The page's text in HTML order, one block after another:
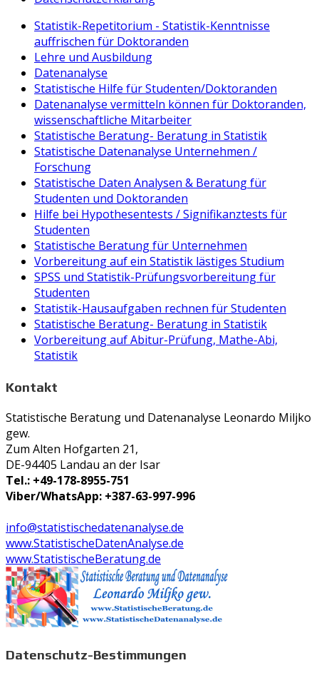
Statistik-Repetitorium - Statistik-Kenntnisse
auffrischen für Doktoranden
Lehre und Ausbildung
Datenanalyse
Statistische Hilfe für Studenten/Doktoranden
Datenanalyse vermitteln können für Doktoranden,
wissenschaftliche Mitarbeiter
Statistische Beratung- Beratung in Statistik
Statistische Datenanalyse Unternehmen /
Forschung
Statistische Daten Analysen & Beratung für
Studenten und Doktoranden
Hilfe bei Hypothesentests / Signifikanztests für
Studenten
Statistische Beratung für Unternehmen
Vorbereitung auf ein Statistik lästiges Studium
SPSS und Statistik-Prüfungsvorbereitung für
Studenten
Statistik-Hausaufgaben rechnen für Studenten
Statistische Beratung- Beratung in Statistik
Vorbereitung auf Abitur-Prüfung, Mathe-Abi,
Statistik
Kontakt
Statistische Beratung und Datenanalyse Leonardo Miljko
gew.
Zum Alten Hofgarten 21,
DE-94405 Landau an der Isar
Tel.: +49-178-8955-751
Viber/WhatsApp: +387-63-997-996
info@statistischedatenanalyse.de
www.StatistischeDatenAnalyse.de
www.StatistischeBeratung.de
Datenschutz-Bestimmungen